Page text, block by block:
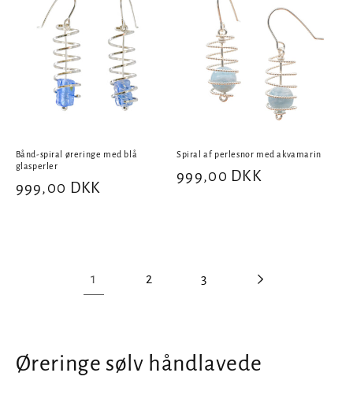
Bånd-spiral øreringe med blå
glasperler
Normalpris
999,00 DKK
Spiral af perlesnor med akvamarin
Normalpris
999,00 DKK
1 2 3
K
Øreringe sølv håndlavede